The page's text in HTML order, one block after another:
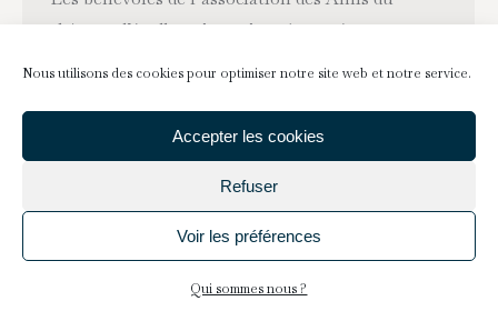
Nous utilisons des cookies pour optimiser notre site web et notre service.
Accepter les cookies
Refuser
Voir les préférences
Qui sommes nous ?
château d’Andlau aimeraient être présents
possible, ils ont conçu une visite audio accessible
grâce à un système de QR codes.…